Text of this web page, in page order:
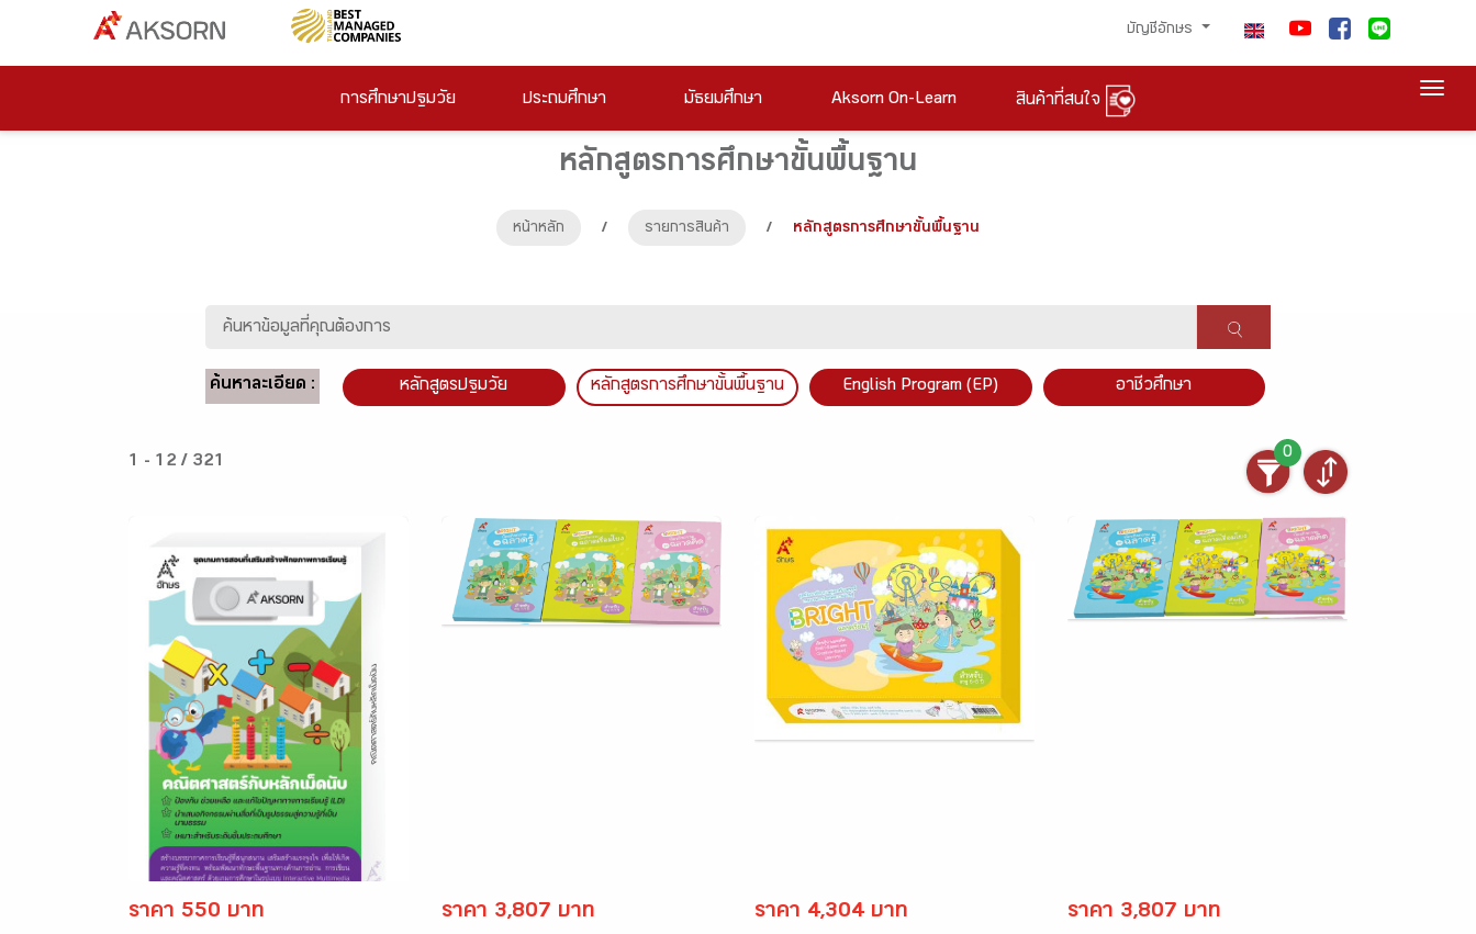
บัญชีอักษร
การศึกษาปฐมวัย ประถมศึกษา มัธยมศึกษา Aksorn On-Learn สินค้าที่สนใจ
หลักสูตรการศึกษาขั้นพื้นฐาน
หน้าหลัก / รายการสินค้า / หลักสูตรการศึกษาขั้นพื้นฐาน
ค้นหาละเอียด : หลักสูตรปฐมวัย หลักสูตรการศึกษาขั้นพื้นฐาน English Program (EP) อาชีวศึกษา
1 - 12 / 321
0
ราคา 550 บาท ราคา 3,807 บาท ราคา 4,304 บาท ราคา 3,807 บาท